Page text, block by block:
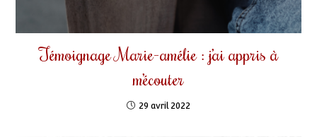
Témoignage Marie-amélie : j’ai appris à
m’écouter
29 avril 2022